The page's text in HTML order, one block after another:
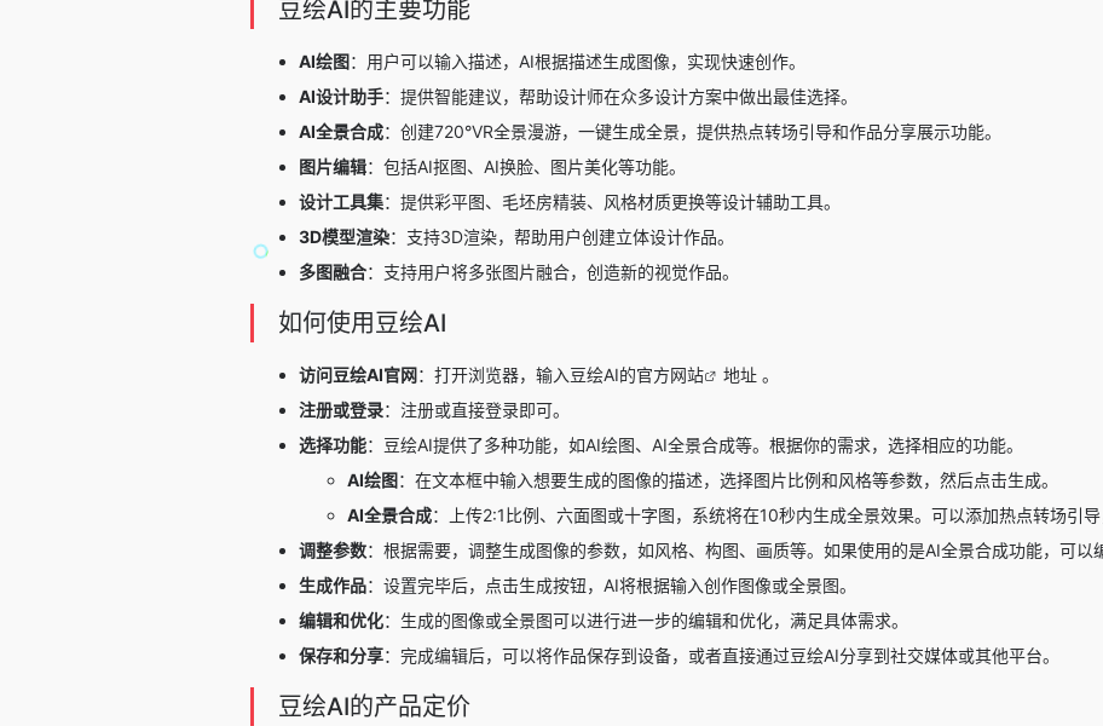
豆绘AI的主要功能
AI绘图：用户可以输入描述，AI根据描述生成图像，实现快速创作。
AI设计助手：提供智能建议，帮助设计师在众多设计方案中做出最佳选择。
AI全景合成：创建720°VR全景漫游，一键生成全景，提供热点转场引导和作品分享展示功能。
图片编辑：包括AI抠图、AI换脸、图片美化等功能。
设计工具集：提供彩平图、毛坯房精装、风格材质更换等设计辅助工具。
3D模型渲染：支持3D渲染，帮助用户创建立体设计作品。
多图融合：支持用户将多张图片融合，创造新的视觉作品。
如何使用豆绘AI
访问豆绘AI官网：打开浏览器，输入豆绘AI的官方网站
地址 。
注册或登录：注册或直接登录即可。
选择功能：豆绘AI提供了多种功能，如AI绘图、AI全景合成等。根据你的需求，选择相应的功能。
AI绘图：在文本框中输入想要生成的图像的描述，选择图片比例和风格等参数，然后点击生成。
AI全景合成：上传2:1比例、六面图或十字图，系统将在10秒内生成全景效果。可以添加热点转场引
调整参数：根据需要，调整生成图像的参数，如风格、构图、画质等。如果使用的是AI全景合成功能，可以
生成作品：设置完毕后，点击生成按钮，AI将根据输入创作图像或全景图。
编辑和优化：生成的图像或全景图可以进行进一步的编辑和优化，满足具体需求。
保存和分享：完成编辑后，可以将作品保存到设备，或者直接通过豆绘AI分享到社交媒体或其他平台。
豆绘AI的产品定价